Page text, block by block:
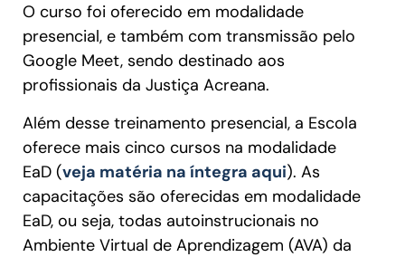
O curso foi oferecido em modalidade
presencial, e também com transmissão pelo
Google Meet, sendo destinado aos
profissionais da Justiça Acreana.
Além desse treinamento presencial, a Escola
oferece mais cinco cursos na modalidade
EaD (veja matéria na íntegra aqui). As
capacitações são oferecidas em modalidade
EaD, ou seja, todas autoinstrucionais no
Ambiente Virtual de Aprendizagem (AVA) da